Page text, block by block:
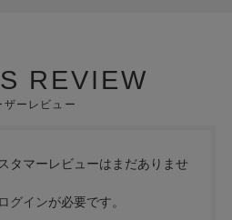
REVIEW
ザーレビュー
タマーレビューはまだありませ
ログインが必要です。